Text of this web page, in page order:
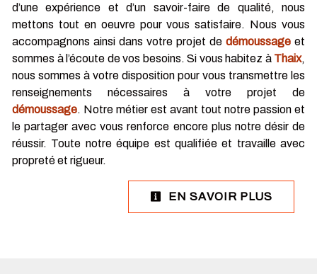
d’une expérience et d’un savoir-faire de qualité, nous
mettons tout en oeuvre pour vous satisfaire. Nous vous
accompagnons ainsi dans votre projet de démoussage et
sommes à l’écoute de vos besoins. Si vous habitez à Thaix,
nous sommes à votre disposition pour vous transmettre les
renseignements nécessaires à votre projet de
démoussage. Notre métier est avant tout notre passion et
le partager avec vous renforce encore plus notre désir de
réussir. Toute notre équipe est qualifiée et travaille avec
propreté et rigueur.
EN SAVOIR PLUS